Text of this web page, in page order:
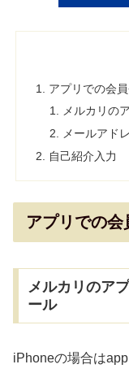
アプリでの会
メルカリの
メールアド
自己紹介入力
アプリでの会
メルカリのア
ール
iPhoneの場合は